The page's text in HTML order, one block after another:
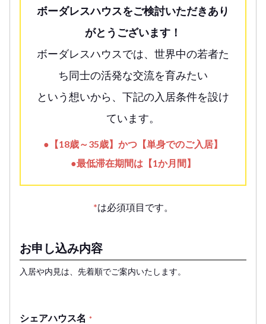
ボーダレスハウスをご検討いただきあり
がとうございます！
ボーダレスハウスでは、世界中の若者た
ち同士の活発な交流を育みたい
という想いから、下記の入居条件を設け
ています。
●【18歳～35歳】かつ【単身でのご入居】
●最低滞在期間は【1か月間】
*は必須項目です。
お申し込み内容
入居や内見は、先着順でご案内いたします。
シェアハウス名 *